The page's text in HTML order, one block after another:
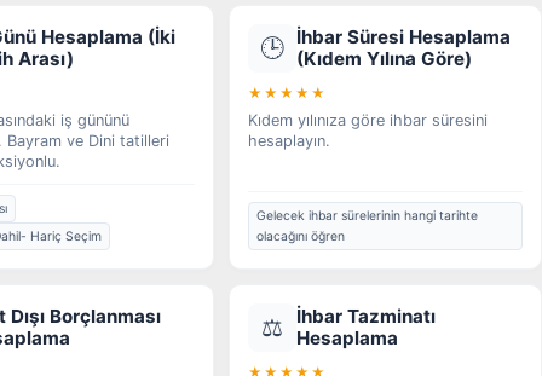
Hesaplama (İki
Arası)
iş gününü
Bayram ve Dini tatilleri
Hariç Seçim
🕒 İhbar Süresi Hesaplama
(Kıdem Yılına Göre)
★★★★★
Kıdem yılınıza göre ihbar süresini
hesaplayın.
Gelecek ihbar sürelerinin hangi tarihte
olacağını öğren
Dışı Borçlanması
⚖️
İhbar Tazminatı
Hesaplama